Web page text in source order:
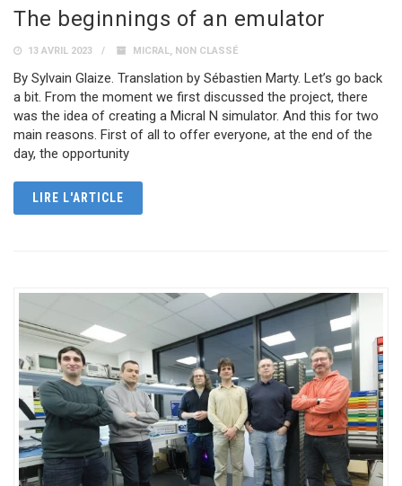
The beginnings of an emulator
13 AVRIL 2023 MICRAL, NON CLASSÉ
By Sylvain Glaize. Translation by Sébastien Marty. Let’s go back
a bit. From the moment we first discussed the project, there
was the idea of creating a Micral N simulator. And this for two
main reasons. First of all to offer everyone, at the end of the
day, the opportunity
LIRE L'ARTICLE